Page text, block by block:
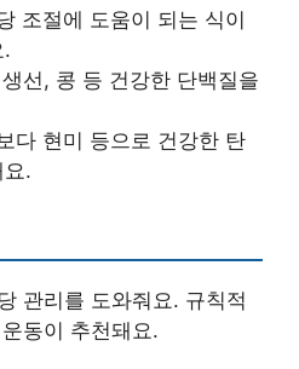
조절에 도움이 되는 식이
.
선, 콩 등 건강한 단백질을
다 현미 등으로 건강한 탄
.
관리를 도와줘요. 규칙적
동이 추천돼요.